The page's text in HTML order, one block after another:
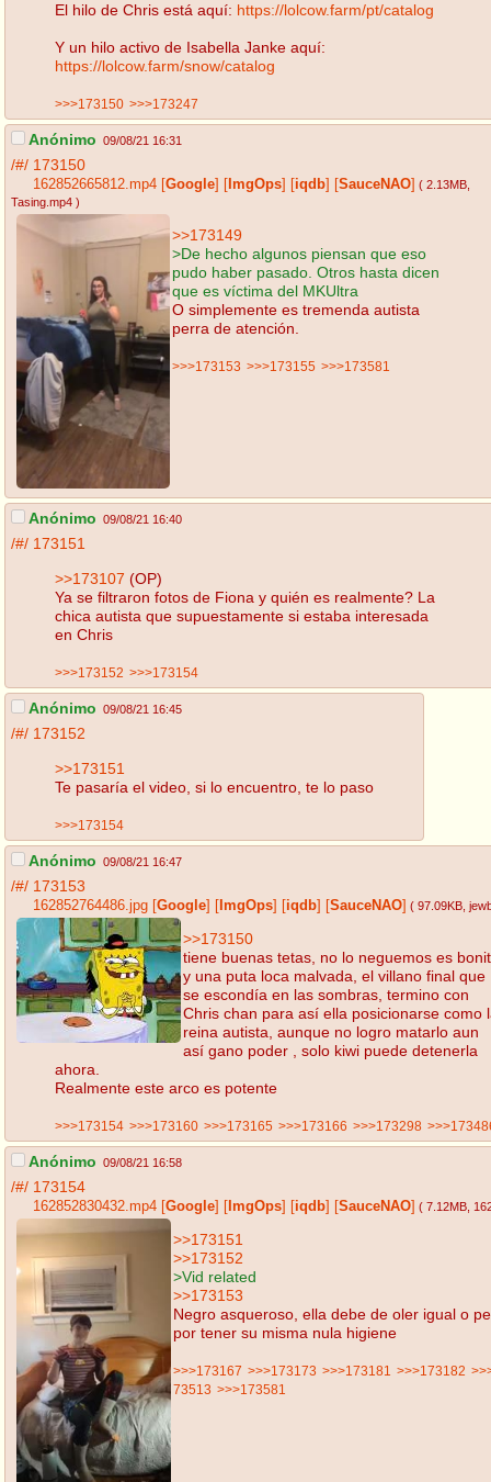
El hilo de Chris está aquí: https://lolcow.farm/pt/catalog
Y un hilo activo de Isabella Janke aquí:
https://lolcow.farm/snow/catalog
>>>173150 >>>173247
Anónimo 09/08/21 16:31
/#/ 173150
162852665812.mp4 Google ImgOps iqdb SauceNAO ( 2.13MB
Tasing.mp4 )
>>173149
>De hecho algunos piensan que eso
pudo haber pasado. Otros hasta dicen
que es víctima del MKUltra
O simplemente es tremenda autista
perra de atención.
>>>173153 >>>173155 >>>173581
Anónimo 09/08/21 16:40
/#/ 173151
>>173107 (OP)
Ya se filtraron fotos de Fiona y quién es realmente? La
chica autista que supuestamente si estaba interesada
en Chris
>>>173152 >>>173154
Anónimo 09/08/21 16:45
/#/ 173152
>>173151
Te pasaría el video, si lo encuentro, te lo paso
>>>173154
Anónimo 09/08/21 16:47
/#/ 173153
162852764486.jpg Google ImgOps iqdb SauceNAO ( 97.09KB ,
>>173150
tiene buenas tetas, no lo neguemos es
y una puta loca malvada, el villano final que
se escondía en las sombras, termino con
Chris chan para así ella posicionarse como
reina autista, aunque no logro matarlo aun
así gano poder , solo kiwi puede detenerla
ahora.
Realmente este arco es potente
>>>173154 >>>173160 >>>173165 >>>173166 >>>173298
Anónimo 09/08/21 16:58
/#/ 173154
162852830432.mp4 Google ImgOps iqdb SauceNAO ( 7.12MB ,
>>173151
>>173152
>Vid related
>>173153
Negro asqueroso, ella debe de oler igual o
por tener su misma nula higiene
>>>173167 >>>173173 >>>173181 >>>173182
73513 >>>173581